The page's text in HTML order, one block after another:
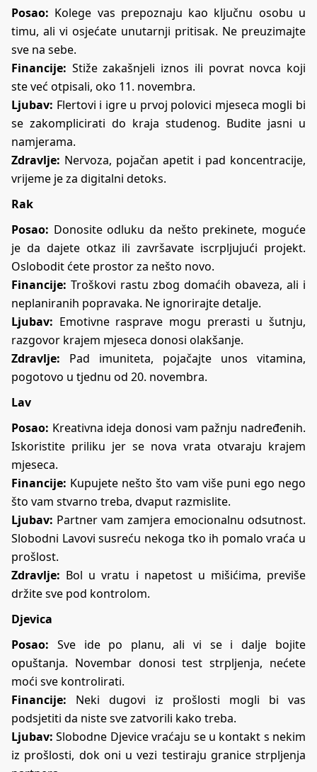
Posao: Kolege vas prepoznaju kao ključnu osobu u
timu, ali vi osjećate unutarnji pritisak. Ne preuzimajte
sve na sebe.
Financije: Stiže zakašnjeli iznos ili povrat novca koji
ste već otpisali, oko 11. novembra.
Ljubav: Flertovi i igre u prvoj polovici mjeseca mogli bi
se zakomplicirati do kraja studenog. Budite jasni u
namjerama.
Zdravlje: Nervoza, pojačan apetit i pad koncentracije,
vrijeme je za digitalni detoks.
Rak
Posao: Donosite odluku da nešto prekinete, moguće
je da dajete otkaz ili završavate iscrpljujući projekt.
Oslobodit ćete prostor za nešto novo.
Financije: Troškovi rastu zbog domaćih obaveza, ali i
neplaniranih popravaka. Ne ignorirajte detalje.
Ljubav: Emotivne rasprave mogu prerasti u šutnju,
razgovor krajem mjeseca donosi olakšanje.
Zdravlje: Pad imuniteta, pojačajte unos vitamina,
pogotovo u tjednu od 20. novembra.
Lav
Posao: Kreativna ideja donosi vam pažnju nadređenih.
Iskoristite priliku jer se nova vrata otvaraju krajem
mjeseca.
Financije: Kupujete nešto što vam više puni ego nego
što vam stvarno treba, dvaput razmislite.
Ljubav: Partner vam zamjera emocionalnu odsutnost.
Slobodni Lavovi susreću nekoga tko ih pomalo vraća u
prošlost.
Zdravlje: Bol u vratu i napetost u mišićima, previše
držite sve pod kontrolom.
Djevica
Posao: Sve ide po planu, ali vi se i dalje bojite
opuštanja. Novembar donosi test strpljenja, nećete
moći sve kontrolirati.
Financije: Neki dugovi iz prošlosti mogli bi vas
podsjetiti da niste sve zatvorili kako treba.
Ljubav:Slobodne Djevice vraćaju se u kontakt s nekim
iz prošlosti, dok oni u vezi testiraju granice strpljenja